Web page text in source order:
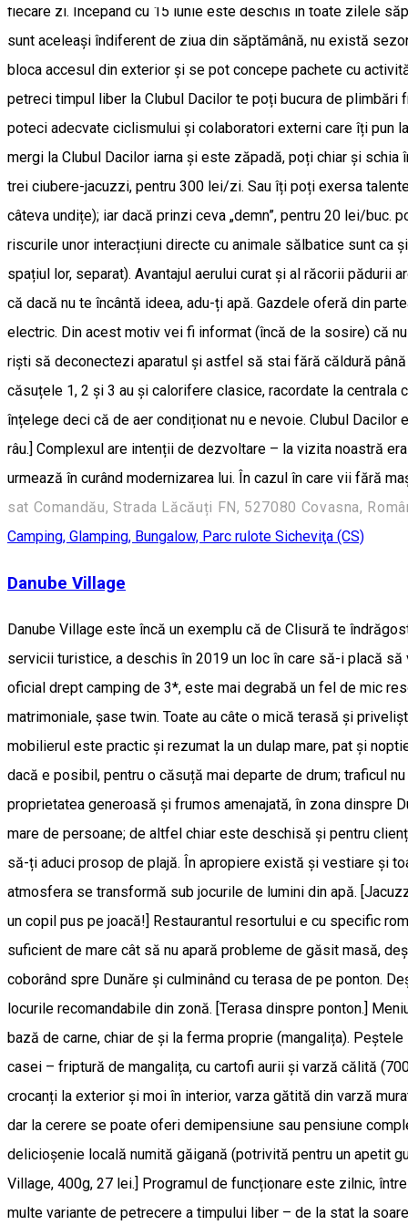
fiecare zi. Începând cu 15 iunie este deschis în toate zilele
sunt aceleași îndiferent de ziua din săptămână, nu există
bloca accesul din exterior și se pot concepe pachete cu
petreci timpul liber la Clubul Dacilor te poți bucura de
poteci adecvate ciclismului și colaboratori externi care îți pun
mergi la Clubul Dacilor iarna și este zăpadă, poți chiar și
trei ciubere-jacuzzi, pentru 300 lei/zi. Sau îți poți exersa
câteva undițe); iar dacă prinzi ceva „demn”, pentru 20 lei/
riscurile unor interacțiuni directe cu animale sălbatice sunt ca
spațiul lor, separat). Avantajul aerului curat și al răcorii
că dacă nu te încântă ideea, adu-ți apă. Gazdele oferă din
electric. Din acest motiv vei fi informat (încă de la sosire) că
riști să deconectezi aparatul și astfel să stai fără căldură
căsuțele 1, 2 și 3 au și calorifere clasice, racordate la
înțelege deci că de aer condiționat nu e nevoie. Clubul
râu.] Complexul are intenții de dezvoltare – la vizita noastră
urmează în curând modernizarea lui. În cazul în care vii fără
sat Comandău, Strada Lăcăuți FN, 527080 Covasna,
Camping, Glamping, Bungalow, Parc rulote Sicheviţa (CS)
Danube Village
Danube Village este încă un exemplu că de Clisură te
servicii turistice, a deschis în 2019 un loc în care să-i placă să
oficial drept camping de 3*, este mai degrabă un fel de mic
matrimoniale, șase twin. Toate au câte o mică terasă și
mobilierul este practic și rezumat la un dulap mare, pat și
dacă e posibil, pentru o căsuță mai departe de drum; traficul
proprietatea generoasă și frumos amenajată, în zona dinspre
mare de persoane; de altfel chiar este deschisă și pentru
să-ți aduci prosop de plajă. În apropiere există și vestiare și
atmosfera se transformă sub jocurile de lumini din apă.
un copil pus pe joacă!] Restaurantul resortului e cu specific
suficient de mare cât să nu apară probleme de găsit masă,
coborând spre Dunăre și culminând cu terasa de pe ponton.
locurile recomandabile din zonă. [Terasa dinspre ponton.]
bază de carne, chiar de și la ferma proprie (mangalița).
casei – friptură de mangalița, cu cartofi aurii și varză călită
crocanți la exterior și moi în interior, varza gătită din varză
dar la cerere se poate oferi demipensiune sau pensiune
delicioșenie locală numită găigană (potrivită pentru un apetit
Village, 400g, 27 lei.] Programul de funcționare este zilnic,
multe variante de petrecere a timpului liber – de la stat la